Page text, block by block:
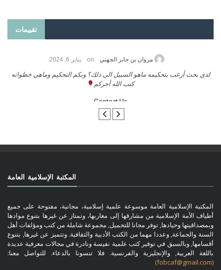
تقييمات
لدي بحث أرغب بتحكيمه
on يناير 25, 2026
ورحمة الله وبركاتة أرغب بنشر كتابي معكم
المكتبة الإسلامية العامة
المكتبة الإسلامية العامة موسوعة علمية إسلامية، مجانية، مفتوحة على جميع
أطياف الأمة الإسلامية من مشارقها إلى مغاربها، وتمتاز عن غيرها بتنوع موادها
وبمصداقيتها وحيادها, توفر مجانا للتحميل, مجموعة شاملة من كتب ومؤلفات أهل
السنة والجماعة, وعددا مهما من الكتب الأدبية والثقافية. وتتميز عن غيرها, بتنوع
أقسامها, وبالسبق في توفير كتب علمية نفيسة ونادرة في مجالات معرفية عديدة
باللغة العربية, والإنجليزية والفرنسية. فلا تنسونا بالدعاء. للتواصل معنا:
(fobcaf@gmail.com)